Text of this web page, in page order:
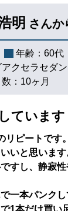
明 さんか
年齢： 60代
クセラセダン
： 10ヶ月
ています
リピートです
いと思いま
すし、静寂
一本パンク